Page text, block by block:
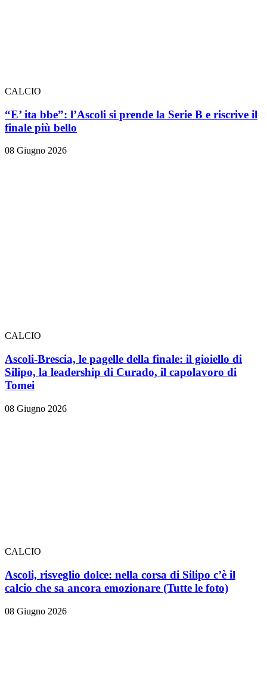
CALCIO
“E’ ita bbe”: l’Ascoli si prende la Serie B e riscrive il
finale più bello
08 Giugno 2026
CALCIO
Ascoli-Brescia, le pagelle della finale: il gioiello di
Silipo, la leadership di Curado, il capolavoro di
Tomei
08 Giugno 2026
CALCIO
Ascoli, risveglio dolce: nella corsa di Silipo c’è il
calcio che sa ancora emozionare (Tutte le foto)
08 Giugno 2026